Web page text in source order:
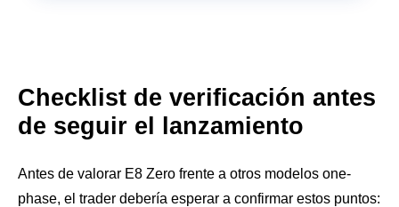
Checklist de verificación antes
de seguir el lanzamiento
Antes de valorar E8 Zero frente a otros modelos one-
phase, el trader debería esperar a confirmar estos puntos: